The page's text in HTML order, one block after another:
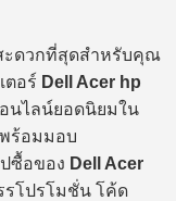
ะดวกที่สุดสำหรับคุณ
ตอร์ Dell Acer hp
นไลน์ยอดนิยมใน
พร้อมมอบ
ซื้อของ Dell Acer
รโปรโมชั่น โค้ด